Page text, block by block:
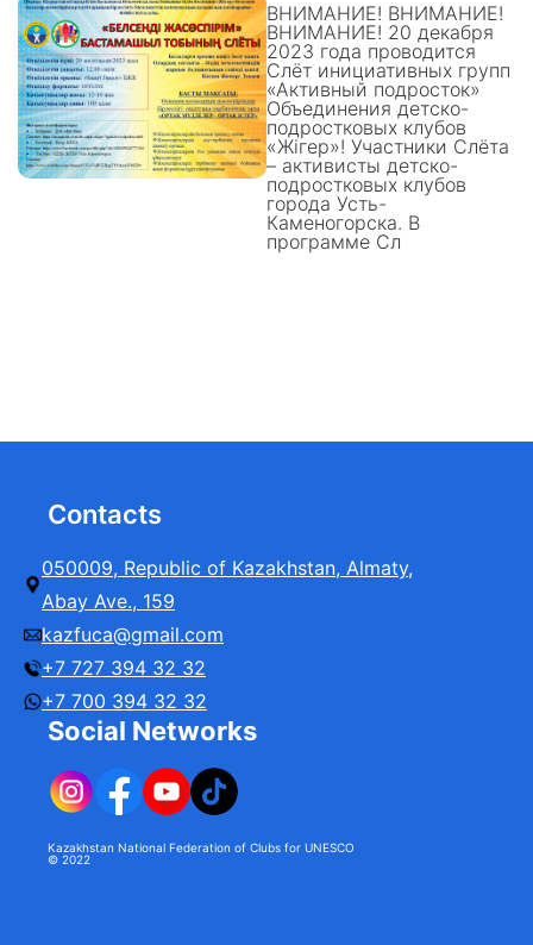
ВНИМАНИЕ! ВНИМАНИЕ!
ВНИМАНИЕ! 20 декабря
2023 года проводится
Слёт инициативных групп
«Активный подросток»
Объединения детско-
подростковых клубов
«Жігер»! Участники Слёта
– активисты детско-
подростковых клубов
города Усть-
Каменогорска. В
программе Сл
Contacts
050009, Republic of Kazakhstan, Almaty,
Abay Ave., 159
kazfuca@gmail.com
+7 727 394 32 32
+7 700 394 32 32
Social Networks
Kazakhstan National Federation of Clubs for UNESCO
© 2022